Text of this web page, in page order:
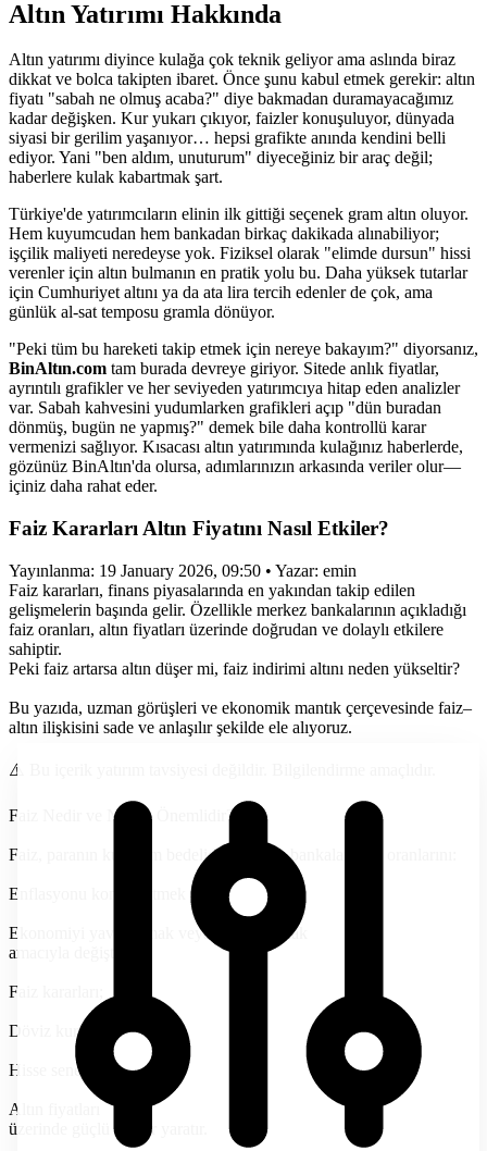
Altın Yatırımı Hakkında
Altın yatırımı diyince kulağa çok teknik geliyor ama aslında biraz
dikkat ve bolca takipten ibaret. Önce şunu kabul etmek gerekir: altın
fiyatı "sabah ne olmuş acaba?" diye bakmadan duramayacağımız
kadar değişken. Kur yukarı çıkıyor, faizler konuşuluyor, dünyada
siyasi bir gerilim yaşanıyor… hepsi grafikte anında kendini belli
ediyor. Yani "ben aldım, unuturum" diyeceğiniz bir araç değil;
haberlere kulak kabartmak şart.
Türkiye'de yatırımcıların elinin ilk gittiği seçenek gram altın oluyor.
Hem kuyumcudan hem bankadan birkaç dakikada alınabiliyor;
işçilik maliyeti neredeyse yok. Fiziksel olarak "elimde dursun" hissi
verenler için altın bulmanın en pratik yolu bu. Daha yüksek tutarlar
için Cumhuriyet altını ya da ata lira tercih edenler de çok, ama
günlük al-sat temposu gramla dönüyor.
"Peki tüm bu hareketi takip etmek için nereye bakayım?" diyorsanız,
BinAltın.com tam burada devreye giriyor. Sitede anlık fiyatlar,
ayrıntılı grafikler ve her seviyeden yatırımcıya hitap eden analizler
var. Sabah kahvesini yudumlarken grafikleri açıp "dün buradan
dönmüş, bugün ne yapmış?" demek bile daha kontrollü karar
vermenizi sağlıyor. Kısacası altın yatırımında kulağınız haberlerde,
gözünüz BinAltın'da olursa, adımlarınızın arkasında veriler olur—
içiniz daha rahat eder.
Faiz Kararları Altın Fiyatını Nasıl Etkiler?
Yayınlanma: 19 January 2026, 09:50 • Yazar: emin
Faiz kararları, finans piyasalarında en yakından takip edilen
gelişmelerin başında gelir. Özellikle merkez bankalarının açıkladığı
faiz oranları, altın fiyatları üzerinde doğrudan ve dolaylı etkilere
sahiptir.
Peki faiz artarsa altın düşer mi, faiz indirimi altını neden yükseltir?
Bu yazıda, uzman görüşleri ve ekonomik mantık çerçevesinde faiz–
altın ilişkisini sade ve anlaşılır şekilde ele alıyoruz.
⚠️ Bu içerik yatırım tavsiyesi değildir. Bilgilendirme amaçlıdır.
Faiz Nedir ve Neden Önemlidir?
Faiz, paranın kullanım bedelidir. Merkez bankaları faiz oranlarını:
Enflasyonu kontrol etmek
Ekonomiyi yavaşlatmak veya canlandırmak
amacıyla değiştirir.
Faiz kararları;
Döviz kurları
Hisse senetleri
Altın fiyatları
üzerinde güçlü etkiler yaratır.